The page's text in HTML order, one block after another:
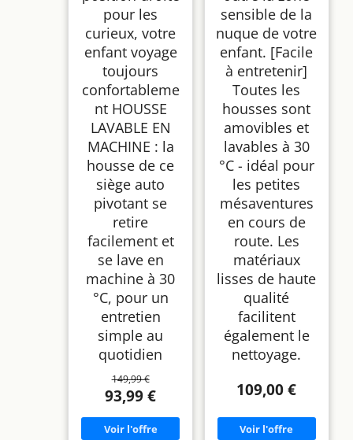
pour les
curieux, votre
enfant voyage
toujours
confortableme
nt HOUSSE
LAVABLE EN
MACHINE : la
housse de ce
siège auto
pivotant se
retire
facilement et
se lave en
machine à 30
°C, pour un
entretien
simple au
quotidien
149,99 €
93,99 €
sensible de la
nuque de votre
enfant. [Facile
à entretenir]
Toutes les
housses sont
amovibles et
lavables à 30
°C - idéal pour
les petites
mésaventures
en cours de
route. Les
matériaux
lisses de haute
qualité
facilitent
également le
nettoyage.
109,00 €